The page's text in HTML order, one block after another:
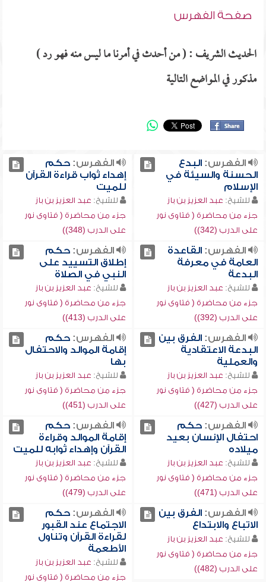
صفحة الفهرس
الحديث الشريف : ( من أحدث في أمرنا ما ليس منه فهو رد )
مذكور في المواضع التالية
الفهرس:البدع
الحسنة والسيئة في
الإسلام
للشيخ: عبد العزيز بن باز
جزء من محاضرة ( فتاوى نور
على الدرب (342))
الفهرس:حكم
إهداء ثواب قراءة القرآن
للميت
للشيخ: عبد العزيز بن باز
جزء من محاضرة ( فتاوى نور
على الدرب (348))
الفهرس:القاعدة
العامة في معرفة
البدعة
للشيخ: عبد العزيز بن باز
جزء من محاضرة ( فتاوى نور
على الدرب (392))
الفهرس:حكم
إطلاق التسييد على
النبي في الصلاة
للشيخ: عبد العزيز بن باز
جزء من محاضرة ( فتاوى نور
على الدرب (413))
الفهرس:الفرق بين
البدعة الاعتقادية
والعملية
للشيخ: عبد العزيز بن باز
جزء من محاضرة ( فتاوى نور
على الدرب (427))
الفهرس:حكم
إقامة الموالد والاحتفال
بها
للشيخ: عبد العزيز بن باز
جزء من محاضرة ( فتاوى نور
على الدرب (451))
الفهرس:حكم
احتفال الإنسان بعيد
ميلاده
للشيخ: عبد العزيز بن باز
جزء من محاضرة ( فتاوى نور
على الدرب (471))
الفهرس:حكم
إقامة الموالد وقراءة
القرآن وإهداء ثوابه للميت
للشيخ: عبد العزيز بن باز
جزء من محاضرة ( فتاوى نور
على الدرب (479))
الفهرس:الفرق بين
الاتباع والابتداع
للشيخ: عبد العزيز بن باز
جزء من محاضرة ( فتاوى نور
على الدرب (482))
الفهرس:حكم
الاجتماع عند القبور
لقراءة القرآن وتناول
الأطعمة
للشيخ: عبد العزيز بن باز
جزء من محاضرة ( فتاوى نور